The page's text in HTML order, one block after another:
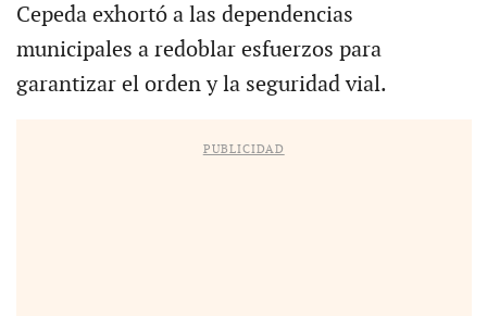
Cepeda exhortó a las dependencias
municipales a redoblar esfuerzos para
garantizar el orden y la seguridad vial.
PUBLICIDAD